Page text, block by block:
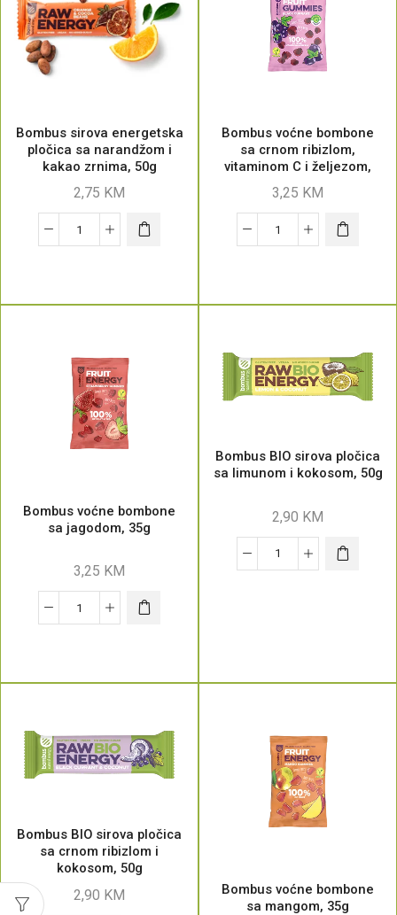
Bombus sirova energetska
pločica sa narandžom i
kakao zrnima, 50g
2,75 KM
Bombus voćne bombone
sa crnom ribizlom,
vitaminom C i željezom,
3,25 KM
Bombus voćne bombone
sa jagodom, 35g
3,25 KM
Bombus BIO sirova pločica
sa limunom i kokosom, 50g
2,90 KM
Bombus BIO sirova pločica
sa crnom ribizlom i
kokosom, 50g
2,90 KM
Bombus voćne bombone
sa mangom, 35g